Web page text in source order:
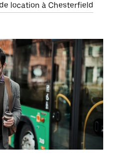
location à Chesterfield